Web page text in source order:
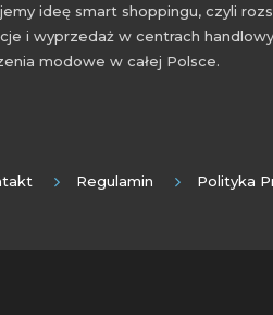
ideę smart shoppingu, czyli
i wyprzedaż w centrach
modowe w całej Polsce.
Regulamin Polityka